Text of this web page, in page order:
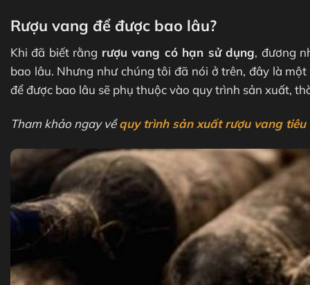
Rượu vang để được bao lâu?
Khi đã biết rằng rượu vang có hạn sử dụng, đương
bao lâu. Nhưng như chúng tôi đã nói ở trên, đây là
để được bao lâu sẽ phụ thuộc vào quy trình sản xuất,
Tham khảo ngay vềquy trình sản xuất rượu vang tiêu